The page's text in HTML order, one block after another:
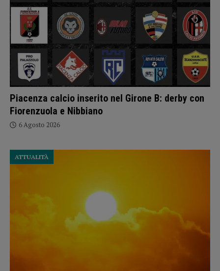
Piacenza calcio inserito nel Girone B: derby con
Fiorenzuola e Nibbiano
6 Agosto 2026
ATTUALITÀ